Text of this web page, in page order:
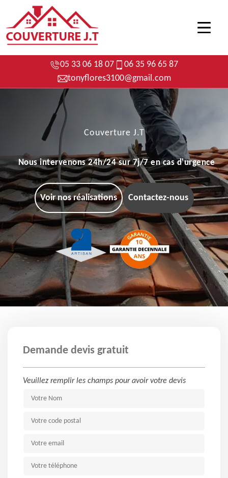
05 33 06 18 07
06 35 96 65 87
tonyflores3100@gmail.com
Couverture J.T
Nous intervenons 24h/24 sur 7j/7 en cas d'urgence
Voir nos réalisations Contactez-nous
Demande devis gratuit
Veuillez remplir les champs pour avoir votre devis